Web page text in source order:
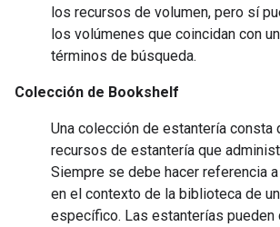
los recursos de volumen, pero sí
los volúmenes que coincidan con
términos de búsqueda.
Colección de Bookshelf
Una colección de estantería consta
recursos de estantería que
Siempre se debe hacer referencia
en el contexto de la biblioteca de
específico. Las estanterías pueden